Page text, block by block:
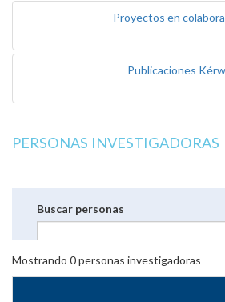
Proyectos en
Publicaciones
PERSONAS INVESTIGADORAS
Buscar personas
Mostrando 0personas investigadoras